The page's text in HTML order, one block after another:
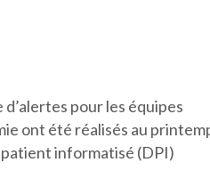
pour les équipes
ont été réalisés au
patient informatisé (DPI)